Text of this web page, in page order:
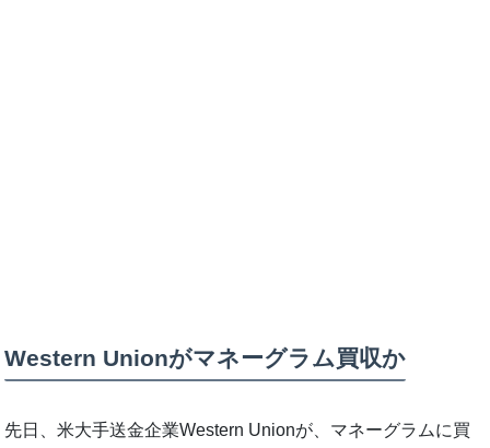
Western Unionがマネーグラム買収か
先日、米大手送金企業Western Unionが、マネーグラムに買